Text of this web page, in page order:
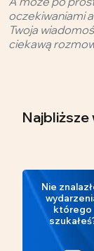
oczekiwaniami
Twoja
ciekawą
Najbliższe
Nie
którego